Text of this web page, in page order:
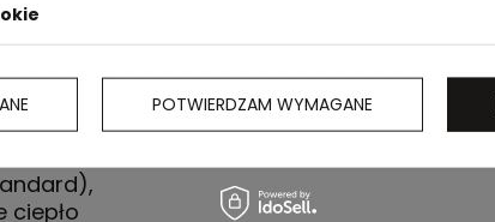
przed
na
się
i
ciepło
POTWIERDZAM WYMAGANE